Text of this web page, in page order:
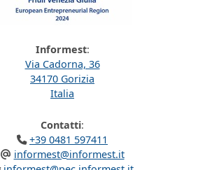
Informest:
Via Cadorna, 36
34170 Gorizia
Italia
Contatti:
+39 0481 597411
informest@informest.it